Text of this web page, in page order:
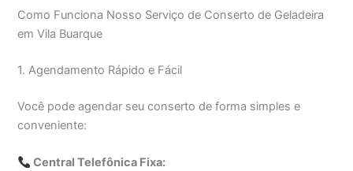
Como Funciona Nosso Serviço de Conserto de Geladeira
em Vila Buarque
1. Agendamento Rápido e Fácil
Você pode agendar seu conserto de forma simples e
conveniente:
Central Telefônica Fixa: